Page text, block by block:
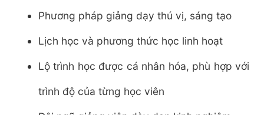
Phương pháp giảng dạy thú vị, sáng tạo
Lịch học và phương thức học linh hoạt
Lộ trình học được cá nhân hóa, phù hợp với
trình độ của từng học viên